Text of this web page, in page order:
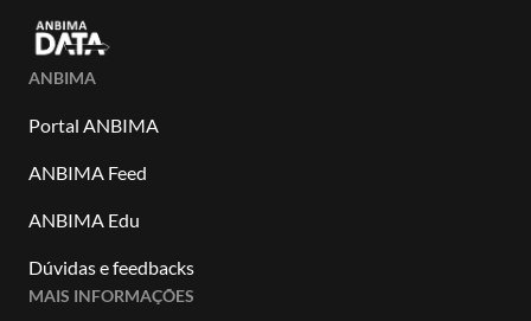
ANBIMA
Portal ANBIMA
ANBIMA Feed
ANBIMA Edu
Dúvidas e feedbacks
MAIS INFORMAÇÕES